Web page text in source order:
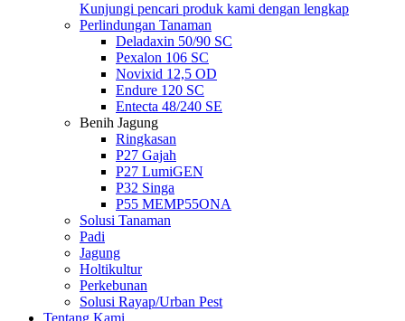
Kunjungi pencari produk kami dengan lengkap
Perlindungan Tanaman
Deladaxin 50/90 SC
Pexalon 106 SC
Novixid 12,5 OD
Endure 120 SC
Entecta 48/240 SE
Benih Jagung
Ringkasan
P27 Gajah
P27 LumiGEN
P32 Singa
P55 MEMP55ONA
Solusi Tanaman
Padi
Jagung
Holtikultur
Perkebunan
Solusi Rayap/Urban Pest